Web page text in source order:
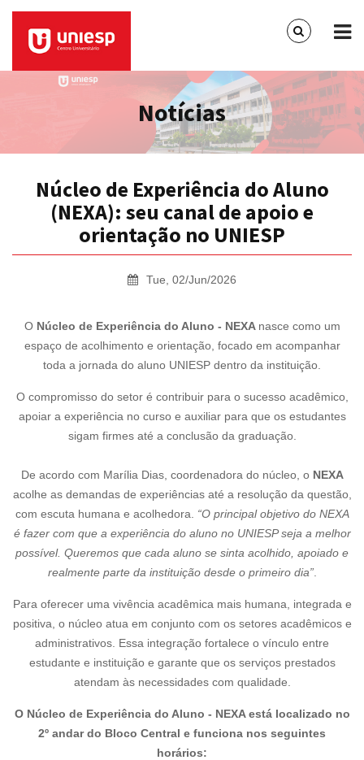
Notícias
Núcleo de Experiência do Aluno
(NEXA): seu canal de apoio e
orientação no UNIESP
Tue, 02/Jun/2026
O Núcleo de Experiência do Aluno - NEXA nasce como um
espaço de acolhimento e orientação, focado em acompanhar
toda a jornada do aluno UNIESP dentro da instituição.
O compromisso do setor é contribuir para o sucesso acadêmico,
apoiar a experiência no curso e auxiliar para que os estudantes
sigam firmes até a conclusão da graduação.
De acordo com Marília Dias, coordenadora do núcleo, o NEXA
acolhe as demandas de experiências até a resolução da questão,
com escuta humana e acolhedora. “O principal objetivo do NEXA
é fazer com que a experiência do aluno no UNIESP seja a melhor
possível. Queremos que cada aluno se sinta acolhido, apoiado e
realmente parte da instituição desde o primeiro dia”.
Para oferecer uma vivência acadêmica mais humana, integrada e
positiva, o núcleo atua em conjunto com os setores acadêmicos e
administrativos. Essa integração fortalece o vínculo entre
estudante e instituição e garante que os serviços prestados
atendam às necessidades com qualidade.
O Núcleo de Experiência do Aluno - NEXA está localizado no
2º andar do Bloco Central e funciona nos seguintes
horários: